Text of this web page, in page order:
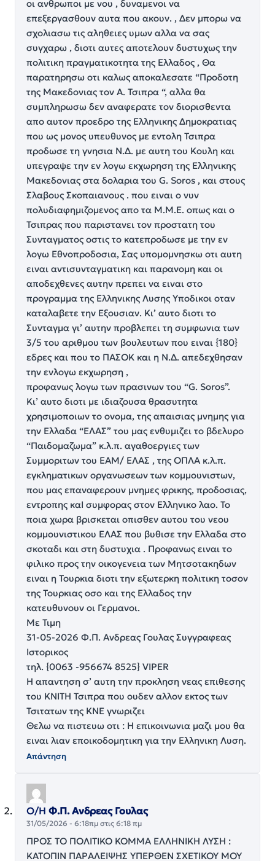
οι ανθρωποι με νου , δυναμενοι να
επεξεργασθουν αυτα που ακουν. , Δεν μπορω να
σχολιασω τις αληθειες υμων αλλα να σας
συγχαρω , διοτι αυτες αποτελουν δυστυχως την
πολιτικη πραγματικοτητα της Ελλαδος , Θα
παρατηρησω οτι καλως αποκαλεσατε “Προδοτη
της Μακεδονιας τον Α. Τσιπρα “, αλλα θα
συμπληρωσω δεν αναφερατε τον διορισθεντα
απο αυτον προεδρο της Ελληνικης Δημοκρατιας
που ως μονος υπευθυνος με εντολη Τσιπρα
προδωσε τη γνησια Ν.Δ. με αυτη του Κουλη και
υπεγραψε την εν λογω εκχωρηση της Ελληνικης
Μακεδονιας στα δολαρια του G. Soros , και στους
Σλαβους Σκοπαιανους . που ειναι ο νυν
πολυδιαφημιζομενος απο τα Μ.Μ.Ε. οπως και ο
Τσιπρας που παριστανει τον προστατη του
Συνταγματος οστις το κατεπροδωσε με την εν
λογω Εθνοπροδοσια, Σας υπομομνησκω οτι αυτη
ειναι αντισυνταγματικη και παρανομη και οι
αποδεχθενες αυτην πρεπει να ειναι στο
προγραμμα της Ελληνικης Λυσης Υποδικοι οταν
καταλαβετε την Εξουσιαν. Κι’ αυτο διοτι το
Συνταγμα γι’ αυτην προβλεπει τη συμφωνια των
3/5 του αριθμου των βουλευτων που ειναι {180}
εδρες και που το ΠΑΣΟΚ και η Ν.Δ. απεδεχθησαν
την ενλογω εκχωρηση ,
προφανως λογω των πρασινων του “G. Soros”.
Κι’ αυτο διοτι με ιδιαζουσα θρασυτητα
χρησιμοποιων το ονομα, της απαισιας μνημης για
την Ελλαδα “ΕΛΑΣ” του μας ενθυμιζει το βδελυρο
“Παιδομαζωμα” κ.λ.π. αγαθοεργιες των
Συμμοριτων του ΕΑΜ/ ΕΛΑΣ , της ΟΠΛΑ κ.λ.π.
εγκληματικων οργανωσεων των κομμουνιστων,
που μας επαναφερουν μνημες φρικης, προδοσιας,
εντροπης καΙ συμφορας στον Ελληνικο λαο. Το
ποια χωρα βρισκεται οπισθεν αυτου του νεου
κομμουνιστικου ΕΛΑΣ που βυθισε την Ελλαδα στο
σκοταδι και στη δυστυχια . Προφανως ειναι το
φιλικο προς την οικογενεια των Μητσοτακηδων
ειναι η Τουρκια διοτι την εξωτερκη πολιτικη τοσον
της Τουρκιας οσο και της Ελλαδος την
κατευθυνουν οι Γερμανοι.
Mε Τιμη
31-05-2026 Φ.Π. Ανδρεας Γουλας Συγγραφεας
Ιστορικος
τηλ. {0063 -956674 8525} VIPER
Η απαντηση σ’ αυτη την προκληση νεας επιθεσης
του ΚΝΙΤΗ Τσιπρα που ουδεν αλλον εκτος των
Τσιτατων της ΚΝΕ γνωριζει
Θελω να πιστευω οτι : Η επικοινωνια μαζι μου θα
ειναι λιαν εποικοδομητικη για την Ελληνικη Λυση.
Απάντηση
Ο/Η Φ.Π. Ανδρεας Γουλας
31/05/2026 - 6:18πμ στις 6:18 πμ
ΠΡΟΣ ΤΟ ΠΟΛΙΤΙΚΟ ΚΟΜΜΑ ΕΛΛΗΝΙΚΗ ΛΥΣΗ :
ΚΑΤΟΠΙΝ ΠΑΡΑΛΕΙΨΗΣ ΥΠΕΡΘΕΝ ΣΧΕΤΙΚΟΥ ΜΟΥ